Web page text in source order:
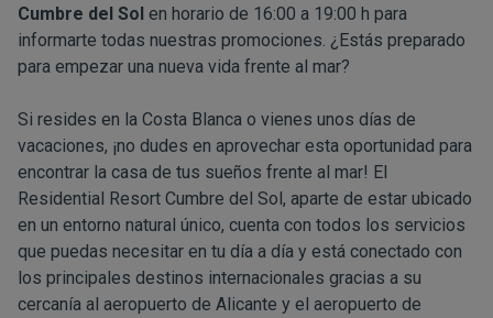
Cumbre del Sol en horario de 16:00 a 19:00 h para
informarte todas nuestras promociones. ¿Estás preparado
para empezar una nueva vida frente al mar?
Si resides en la Costa Blanca o vienes unos días de
vacaciones, ¡no dudes en aprovechar esta oportunidad para
encontrar la casa de tus sueños frente al mar! El
Residential Resort Cumbre del Sol, aparte de estar ubicado
en un entorno natural único, cuenta con todos los servicios
que puedas necesitar en tu día a día y está conectado con
los principales destinos internacionales gracias a su
cercanía al aeropuerto de Alicante y el aeropuerto de